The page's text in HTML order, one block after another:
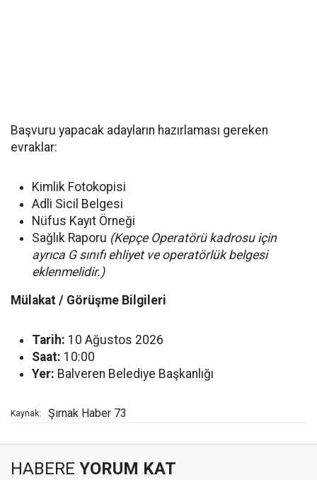
Başvuru yapacak adayların hazırlaması gereken
evraklar:
Kimlik Fotokopisi
Adli Sicil Belgesi
Nüfus Kayıt Örneği
Sağlık Raporu (Kepçe Operatörü kadrosu için
ayrıca G sınıfı ehliyet ve operatörlük belgesi
eklenmelidir.)
Mülakat / Görüşme Bilgileri
Tarih: 10 Ağustos 2026
Saat: 10:00
Yer: Balveren Belediye Başkanlığı
Kaynak: Şırnak Haber 73
HABERE YORUM KAT